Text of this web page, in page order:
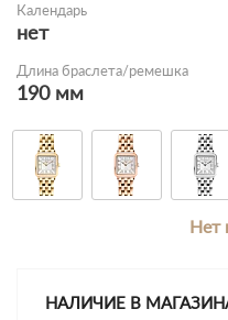
Календарь
нет
Длина браслета/ремешка
190 мм
Нет
НАЛИЧИЕ В